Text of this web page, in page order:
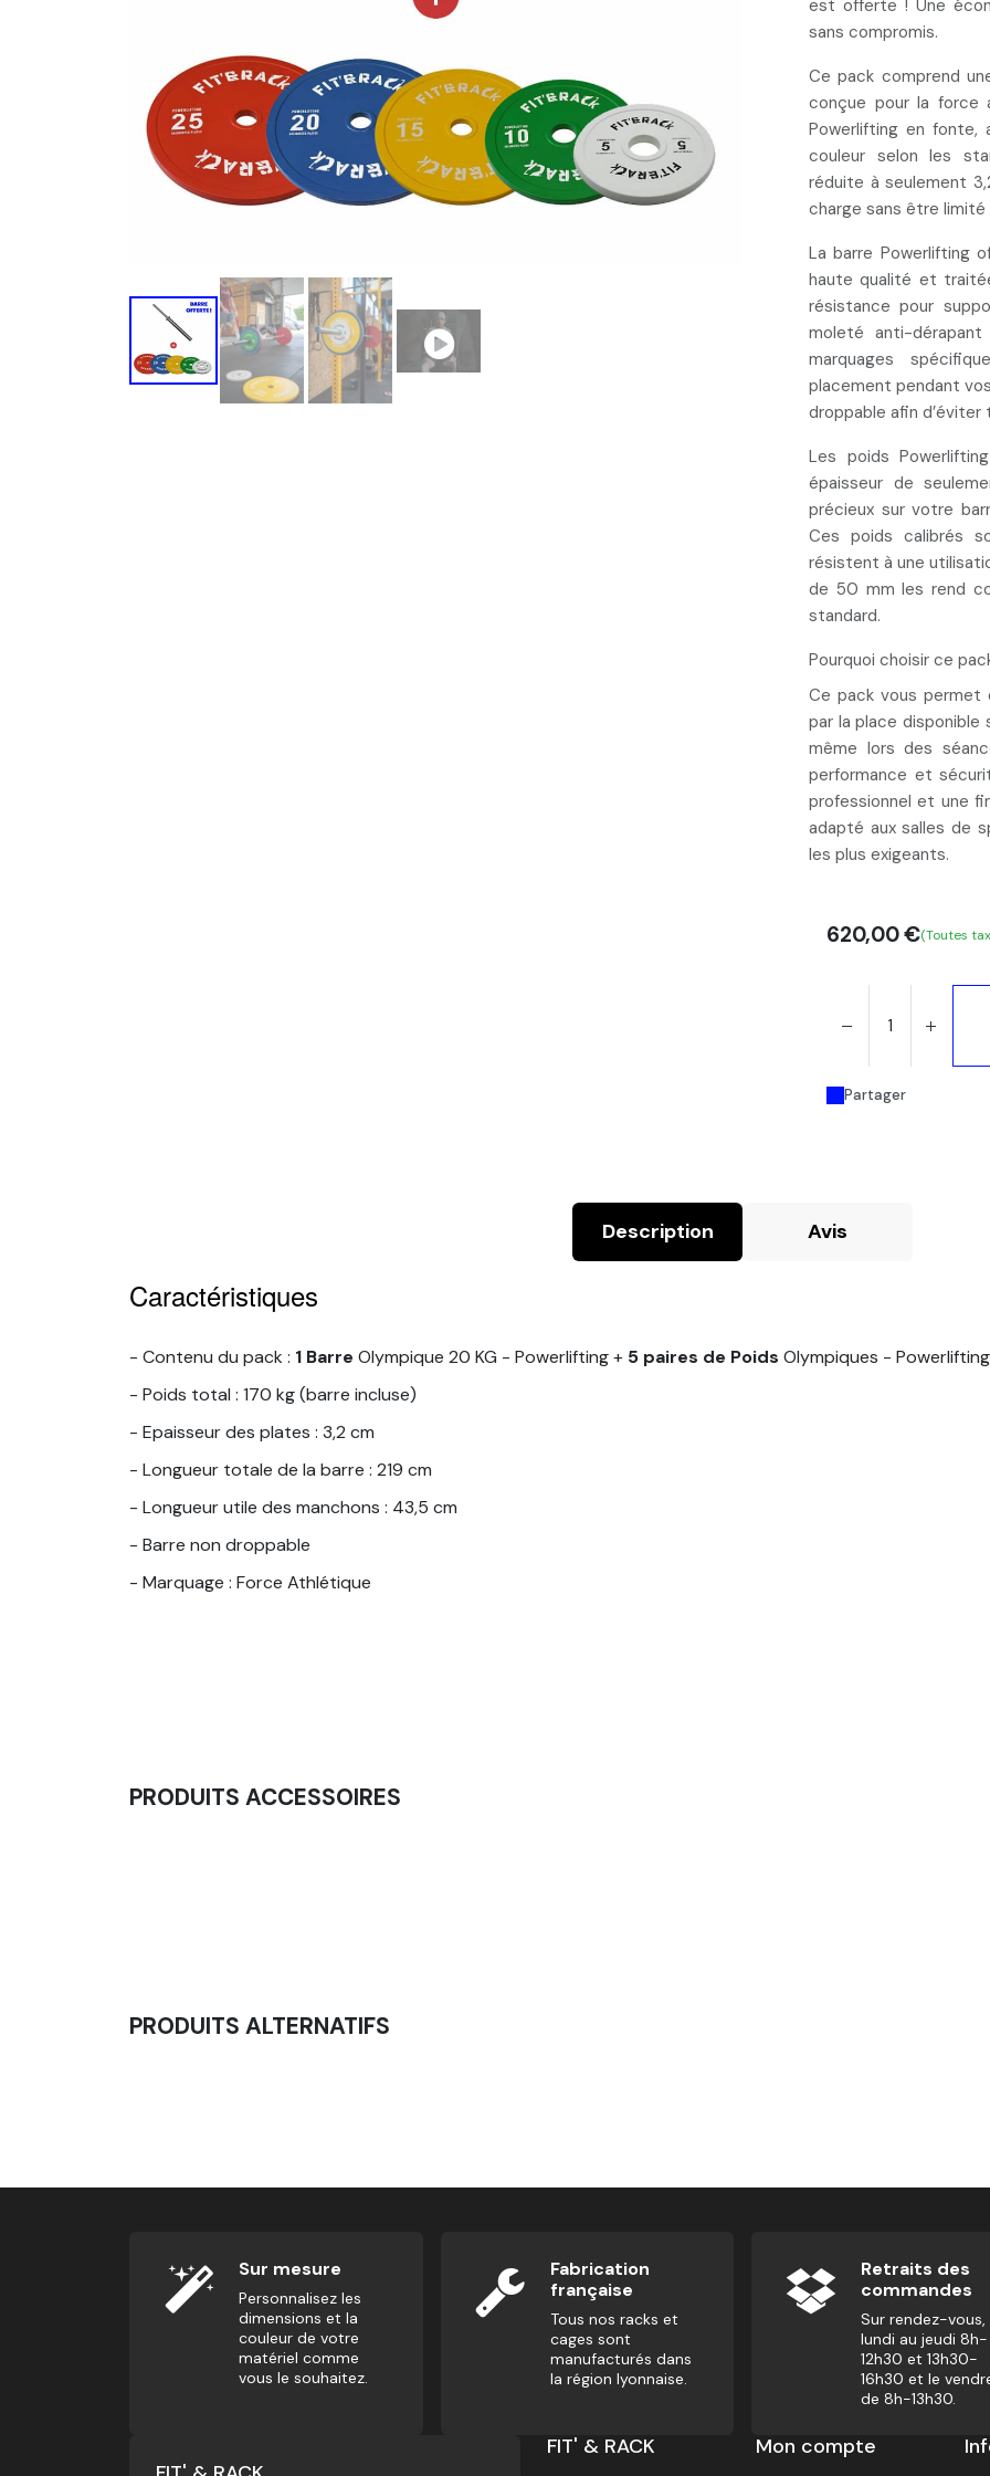
est offerte ! Une
sans compromis.
Ce pack comprend
conçue pour la force
Powerlifting en fonte,
couleur selon les
réduite à seulement
charge sans être limité
Labarre Powerlifting
haute qualité et
résistance pour
moleté anti-dérapant
marquages
placement pendant
droppable afin d’éviter
Les poids
épaisseur de
précieux sur votre
Ces poids calibrés
résistent à une
de 50 mm les rend
standard.
Pourquoi choisir ce
Ce pack vous permet
par la place disponible
même lors des
performance et
professionnel et une
adapté aux salles de
les plus exigeants.
Partager
620,00€(Toutes
Description Avis
Caractéristiques
- Contenu du pack : 1 Barre Olympique 20 KG - Powerlifting + 5 paires de Poids Olympiques -
- Poids total : 170 kg (barre incluse)
- Epaisseur des plates : 3,2 cm
- Longueur totale de la barre : 219 cm
- Longueur utile des manchons : 43,5 cm
- Barre non droppable
- Marquage : Force Athlétique
PRODUITS ACCESSOIRES
PRODUITS ALTERNATIFS
Sur mesure
Personnalisez les
dimensions et la
couleur de votre
matériel comme
vous le souhaitez.
Fabrication
française
Tous nos racks et
cages sont
manufacturés dans
la région lyonnaise.
Retraits des
commandes
Sur rendez-vous,
lundi au jeudi 8h-
12h30 et 13h30-
16h30 et le
de 8h-13h30.
FIT' & RACK Mon compte